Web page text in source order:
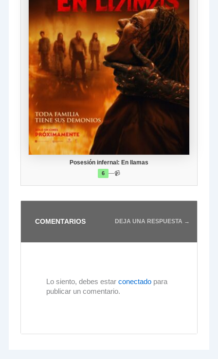
Posesión infernal: En llamas
6 —📹
COMENTARIOS DEJA UNA RESPUESTA →
Lo siento, debes estar conectadopara
publicar un comentario.